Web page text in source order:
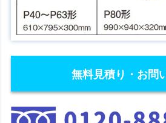
無料見積り・お問